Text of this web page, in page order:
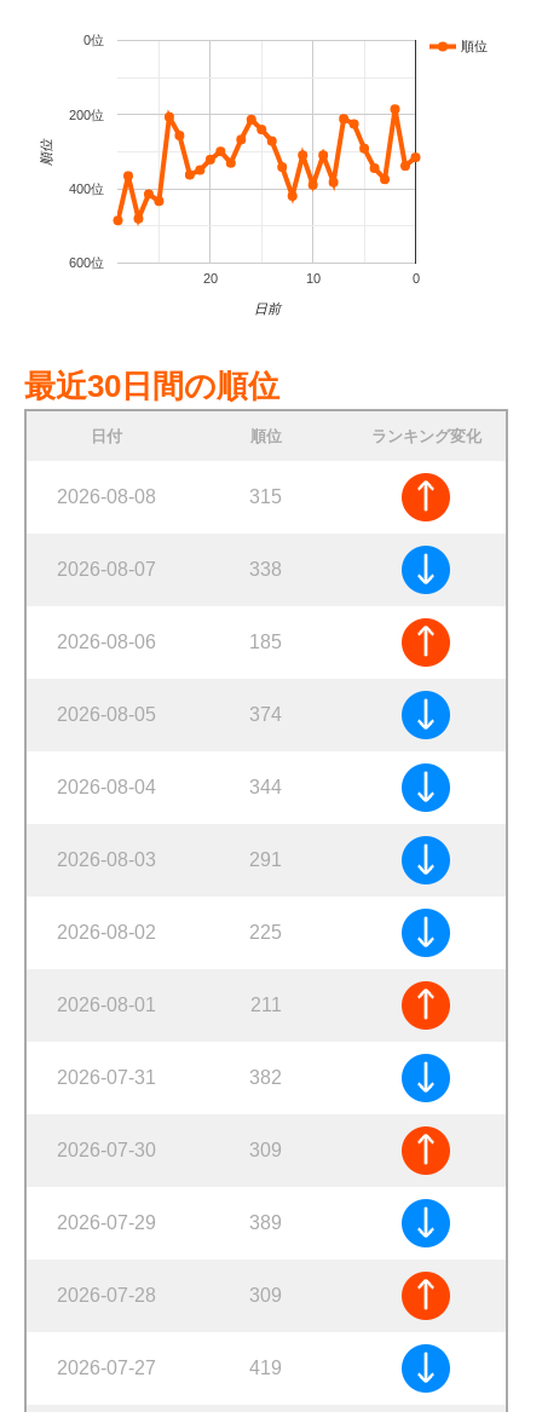
順位
20 10 0
0位
200位
400位
600位
日前
順位
最近30日間の順位
日付 順位 ランキング変化
2026-08-08 315
2026-08-07 338
2026-08-06 185
2026-08-05 374
2026-08-04 344
2026-08-03 291
2026-08-02 225
2026-08-01 211
2026-07-31 382
2026-07-30 309
2026-07-29 389
2026-07-28 309
2026-07-27 419